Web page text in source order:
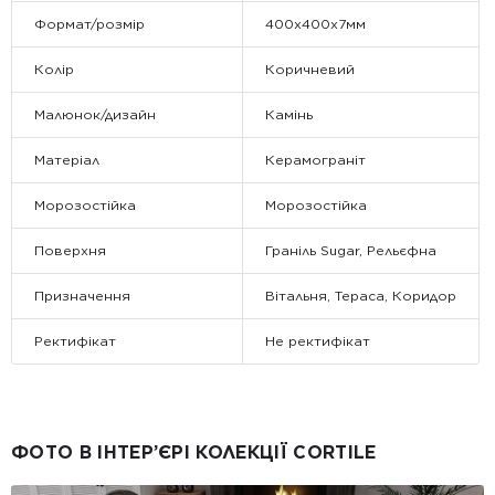
Формат/розмір 400x400x7мм
Колір Коричневий
Малюнок/дизайн Камінь
Матеріал Керамограніт
Морозостійка Морозостійка
Поверхня Граніль Sugar, Рельєфна
Призначення Вітальня, Тераса, Коридор
Ректифікат Не ректифікат
ФОТО В ІНТЕР’ЄРІ КОЛЕКЦІЇ CORTILE